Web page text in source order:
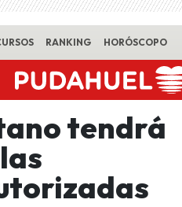
RANKING HORÓSCOPO
tendrá